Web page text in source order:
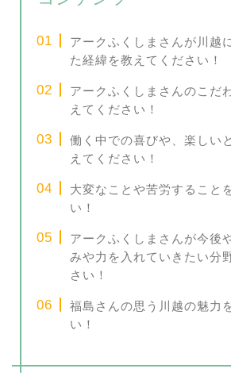
アークふくしまさんが川越
た経緯を教えてください！
アークふくしまさんのこだ
えてください！
働く中での喜びや、楽しい
えてください！
大変なことや苦労すること
い！
アークふくしまさんが今後
みや力を入れていきたい分
さい！
福島さんの思う川越の魅力
い！